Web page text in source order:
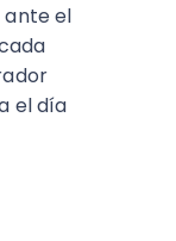
ante el
el día